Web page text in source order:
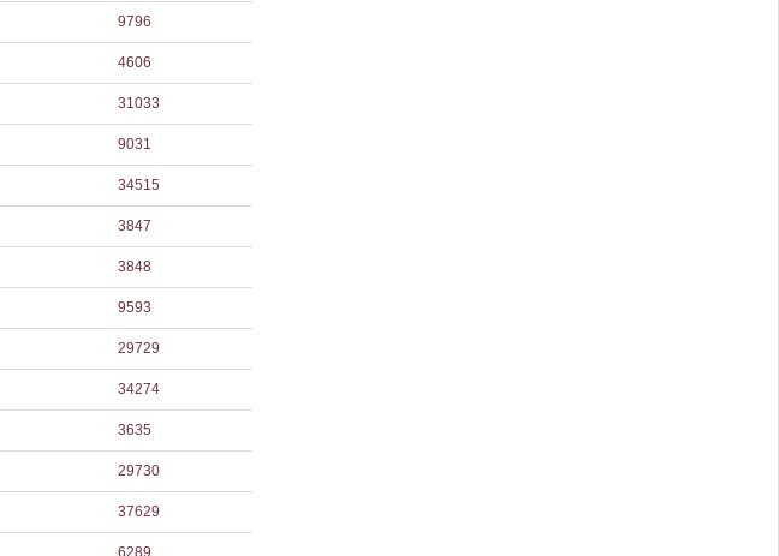
9796
4606
31033
9031
34515
3847
3848
9593
29729
34274
3635
29730
37629